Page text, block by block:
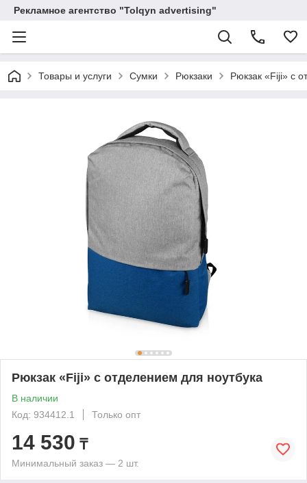
Рекламное агентство "Tolqyn advertising"
Товары и услуги Сумки Рюкзаки Рюкзак «Fiji» с
Рюкзак «Fiji» с отделением для ноутбука
В наличии
Код: 934412.1
Только опт
14 530 ₸
Минимальный заказ — 2 шт.